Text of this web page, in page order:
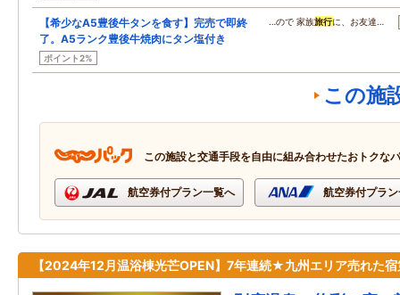
【希少なA5豊後牛タンを食す】完売で即終
了。A5ランク豊後牛焼肉にタン塩付き
ポイント2%
…ので 家族旅行に、お友達…
この施
この施設と交通手段を自由に組み合わせたおトクな
航空券付プラン一覧へ 航空券付プラ
【2024年12月温浴棟光芒OPEN】7年連続★九州エリア売れた宿